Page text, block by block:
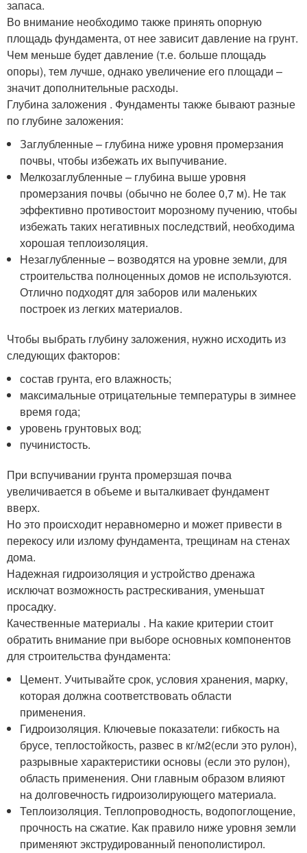
запаса.
Во внимание необходимо также принять опорную
площадь фундамента, от нее зависит давление на грунт.
Чем меньше будет давление (т.е. больше площадь
опоры), тем лучше, однако увеличение его площади –
значит дополнительные расходы.
Глубина заложения . Фундаменты также бывают разные
по глубине заложения:
Заглубленные – глубина ниже уровня промерзания
почвы, чтобы избежать их выпучивание.
Мелкозаглубленные – глубина выше уровня
промерзания почвы (обычно не более 0,7 м). Не так
эффективно противостоит морозному пучению, чтобы
избежать таких негативных последствий, необходима
хорошая теплоизоляция.
Незаглубленные – возводятся на уровне земли, для
строительства полноценных домов не используются.
Отлично подходят для заборов или маленьких
построек из легких материалов.
Чтобы выбрать глубину заложения, нужно исходить из
следующих факторов:
состав грунта, его влажность;
максимальные отрицательные температуры в зимнее
время года;
уровень грунтовых вод;
пучинистость.
При вспучивании грунта промерзшая почва
увеличивается в объеме и выталкивает фундамент
вверх.
Но это происходит неравномерно и может привести в
перекосу или излому фундамента, трещинам на стенах
дома.
Надежная гидроизоляция и устройство дренажа
исключат возможность растрескивания, уменьшат
просадку.
Качественные материалы . На какие критерии стоит
обратить внимание при выборе основных компонентов
для строительства фундамента:
Цемент. Учитывайте срок, условия хранения, марку,
которая должна соответствовать области
применения.
Гидроизоляция. Ключевые показатели: гибкость на
брусе, теплостойкость, развес в кг/м2(если это рулон),
разрывные характеристики основы (если это рулон),
область применения. Они главным образом влияют
на долговечность гидроизолирующего материала.
Теплоизоляция. Теплопроводность, водопоглощение,
прочность на сжатие. Как правило ниже уровня земли
применяют экструдированный пенополистирол.